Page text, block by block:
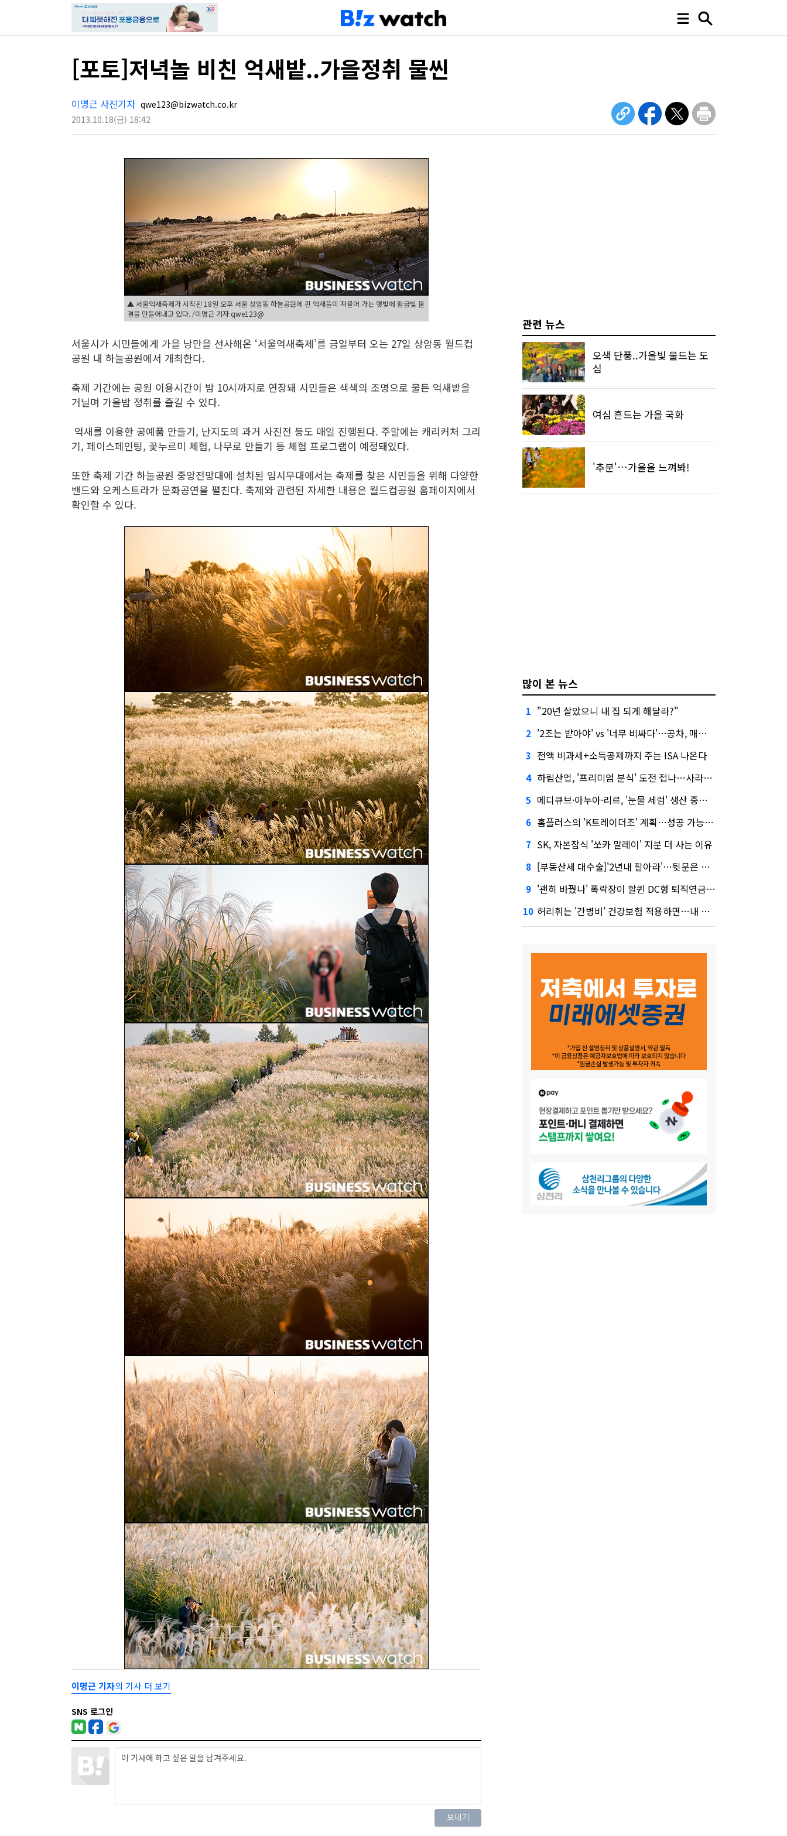
[포토]저녁놀 비친 억새밭..가을정취 물씬
이명근 사진기자 qwe123@bizwatch.co.kr
2013.10.18(금) 18:42
▲ 서울억새축제가 시작된 18일 오후 서울 상암동 하늘공원에 핀 억새들이 져물어 가는 햇빛에 황금빛 물
결을 만들어내고 있다. /이명근 기자 qwe123@
서울시가 시민들에게 가을 낭만을 선사해온 ‘서울억새축제’를 금일부터 오는 27일 상암동 월드컵
공원 내 하늘공원에서 개최한다.
축제 기간에는 공원 이용시간이 밤 10시까지로 연장돼 시민들은 색색의 조명으로 물든 억새밭을
거닐며 가을밤 정취를 즐길 수 있다.
억새를 이용한 공예품 만들기, 난지도의 과거 사진전 등도 매일 진행된다. 주말에는 캐리커처 그리
기, 페이스페인팅, 꽃누르미 체험, 나무로 만들기 등 체험 프로그램이 예정돼있다.
또한 축제 기간 하늘공원 중앙전망대에 설치된 임시무대에서는 축제를 찾은 시민들을 위해 다양한
밴드와 오케스트라가 문화공연을 펼친다. 축제와 관련된 자세한 내용은 월드컵공원 홈페이지에서
확인할 수 있다.
이명근 기자의 기사 더 보기
SNS 로그인
관련 뉴스
오색 단풍..가을빛 물드는 도
심
여심 흔드는 가을 국화
'추분'…가을을 느껴봐!
많이 본 뉴스
1 "20년 살았으니 내 집 되게 해달라?"
2 '2조는 받아야' vs '너무 비싸다'…공차, 매각 성공할까
3 전액 비과세+소득공제까지 주는 ISA 나온다
4 하림산업, '프리미엄 분식' 도전 접나…사라진 '멜팅피스'
5 메디큐브·아누아·리르, '눈물 세럼' 생산 중단한다
6 홈플러스의 'K트레이더조' 계획…성공 가능성은 '글쎄'
7 SK, 자본잠식 '쏘카 말레이' 지분 더 사는 이유
8 [부동산세 대수술]'2년내 팔아라'…뒷문은 열었다
9 '괜히 바꿨나' 폭락장이 할퀸 DC형 퇴직연금…전문가 조언은
10 허리휘는 '간병비' 건강보험 적용하면…내 간병보험은?